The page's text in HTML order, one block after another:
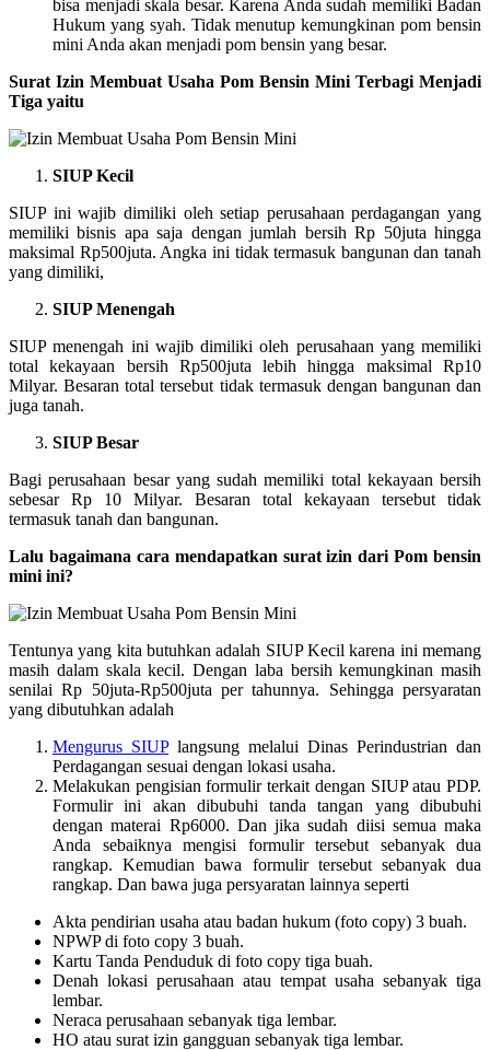
bisa menjadi skala besar. Karena Anda sudah memiliki Badan
Hukum yang syah. Tidak menutup kemungkinan pom bensin
mini Anda akan menjadi pom bensin yang besar.
Surat Izin Membuat Usaha Pom Bensin Mini Terbagi Menjadi
Tiga yaitu
SIUP Kecil
SIUP ini wajib dimiliki oleh setiap perusahaan perdagangan yang
memiliki bisnis apa saja dengan jumlah bersih Rp 50juta hingga
maksimal Rp500juta. Angka ini tidak termasuk bangunan dan tanah
yang dimiliki,
SIUP Menengah
SIUP menengah ini wajib dimiliki oleh perusahaan yang memiliki
total kekayaan bersih Rp500juta lebih hingga maksimal Rp10
Milyar. Besaran total tersebut tidak termasuk dengan bangunan dan
juga tanah.
SIUP Besar
Bagi perusahaan besar yang sudah memiliki total kekayaan bersih
sebesar Rp 10 Milyar. Besaran total kekayaan tersebut tidak
termasuk tanah dan bangunan.
Lalu bagaimana cara mendapatkan surat izin dari Pom bensin
mini ini?
Tentunya yang kita butuhkan adalah SIUP Kecil karena ini memang
masih dalam skala kecil. Dengan laba bersih kemungkinan masih
senilai Rp 50juta-Rp500juta per tahunnya. Sehingga persyaratan
yang dibutuhkan adalah
Mengurus SIUPlangsung melalui Dinas Perindustrian dan
Perdagangan sesuai dengan lokasi usaha.
Melakukan pengisian formulir terkait dengan SIUP atau PDP.
Formulir ini akan dibubuhi tanda tangan yang dibubuhi
dengan materai Rp6000. Dan jika sudah diisi semua maka
Anda sebaiknya mengisi formulir tersebut sebanyak dua
rangkap. Kemudian bawa formulir tersebut sebanyak dua
rangkap. Dan bawa juga persyaratan lainnya seperti
Akta pendirian usaha atau badan hukum (foto copy) 3 buah.
NPWP di foto copy 3 buah.
Kartu Tanda Penduduk di foto copy tiga buah.
Denah lokasi perusahaan atau tempat usaha sebanyak tiga
lembar.
Neraca perusahaan sebanyak tiga lembar.
HO atau surat izin gangguan sebanyak tiga lembar.